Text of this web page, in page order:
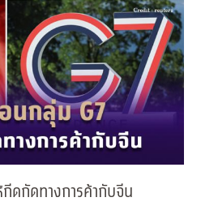
ดกัดทางการค้ากับจีน